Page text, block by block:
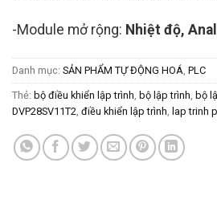
-Module mở rộng: Nhiệt độ,
Danh mục: SẢN PHẨM TỰ ĐỘNG HOÁ PLC
Thẻ: bộ điều khiển lập trình bộ lập trình bộ
DVP28SV11T2 điều khiển lập trình lap trinh